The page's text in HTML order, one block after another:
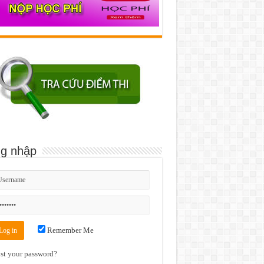
nhập
Remember Me
your password?